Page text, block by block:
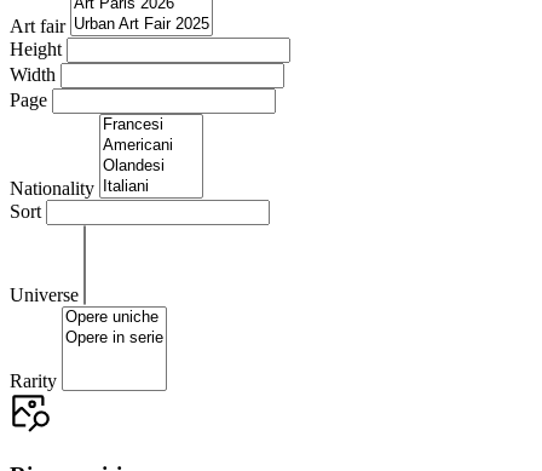
Art fair
Height
Width
Page
Nationality
Sort
Universe
Rarity